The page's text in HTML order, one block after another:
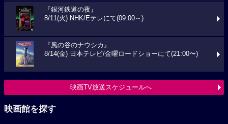
『銀河鉄道の夜』
8/11(火) NHK/Eテレにて(09:00～)
『風の谷のナウシカ』
8/14(金) 日本テレビ/金曜ロードショーにて(21:00〜)
映画TV放送スケジュールへ
映画館を探す